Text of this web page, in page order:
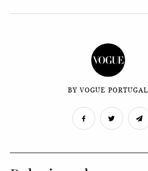
BY VOGUE PORTUGAL